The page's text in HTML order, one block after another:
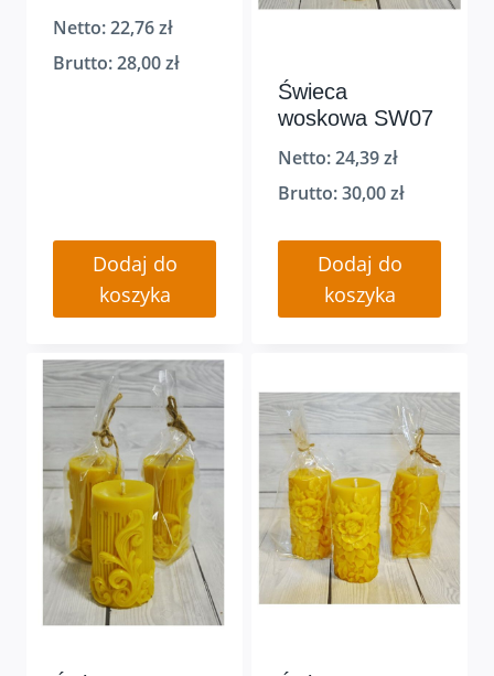
Netto:22,76zł
Brutto:28,00zł
Dodaj do
koszyka
Świeca
woskowa SW07
Netto:24,39zł
Brutto:30,00zł
Dodaj do
koszyka